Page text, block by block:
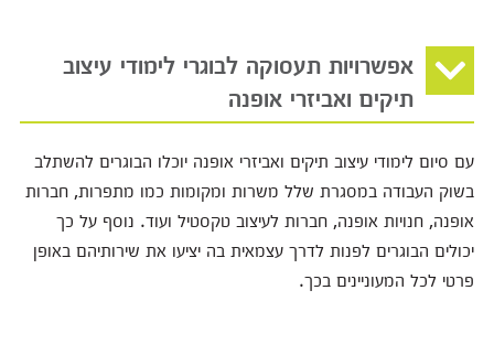
אפשרויות תעסוקה לבוגרי לימודי עיצוב
תיקים ואביזרי אופנה
עם סיום לימודי עיצוב תיקים ואביזרי אופנה יוכלו הבוגרים להשתלב
בשוק העבודה במסגרת שלל משרות ומקומות כמו מתפרות, חברות
אופנה, חנויות אופנה, חברות לעיצוב טקסטיל ועוד. נוסף על כך
יכולים הבוגרים לפנות לדרך עצמאית בה יציעו את שירותיהם באופן
פרטי לכל המעוניינים בכך.